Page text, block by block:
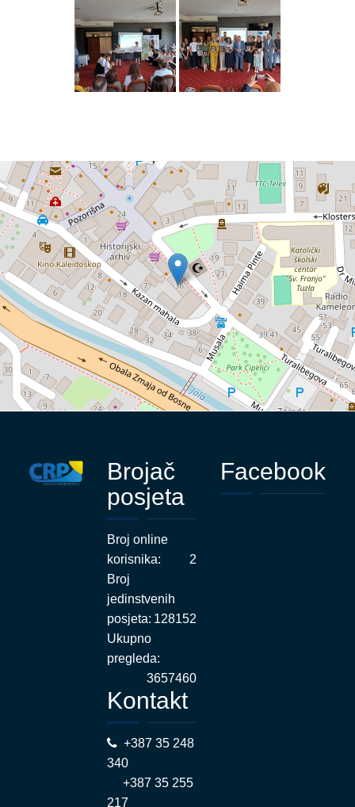
Brojač
posjeta
Broj online
korisnika:
2
Broj
jedinstvenih
posjeta: 128152
Ukupno
pregleda:
3657460
Kontakt
+387 35 248
340
+387 35 255
217
Facebook